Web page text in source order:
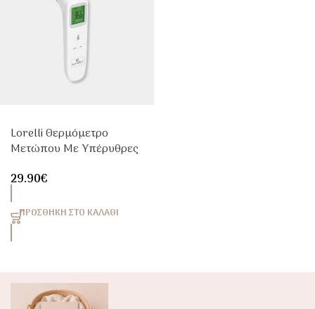
Lorelli Θερμόμετρο
Μετώπου Με Υπέρυθρες
29.90€
ΠΡΟΣΘΉΚΗ ΣΤΟ ΚΑΛΆΘΙ